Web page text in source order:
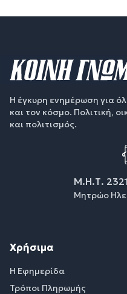
Η έγκυρη ενημέρωση για
και τον κόσμο. Πολιτική,
και πολιτισμός.
Μ.Η.Τ.
Μητρώο
Χρήσιμα
Η Εφημερίδα
Τρόποι Πληρωμής